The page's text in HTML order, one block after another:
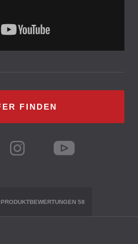
FINDEN
PRODUKTBEWERTUNGEN58